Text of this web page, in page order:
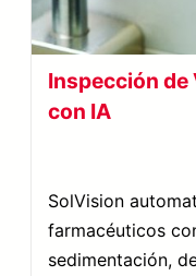
Inspección de
con IA
SolVision
farmacéuticos
sedimentación,